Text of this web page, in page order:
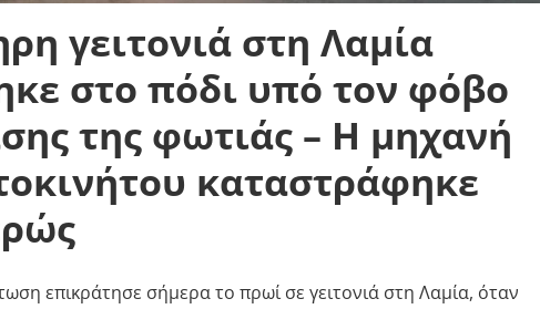
γειτονιά στη Λαμία
στο πόδι υπό τον φόβο
της φωτιάς – Η μηχανή
καταστράφηκε
επικράτησε σήμερα το πρωί σε γειτονιά στη Λαμία, όταν